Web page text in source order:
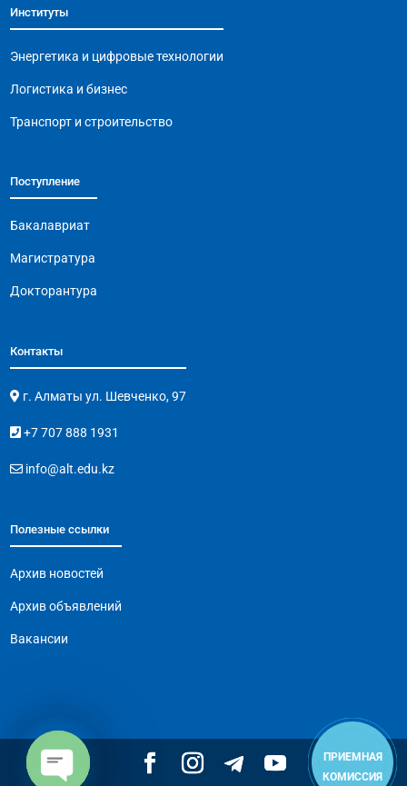
o
o
k
Институты
Энергетика и цифровые технологии
Логистика и бизнес
Транспорт и строительство
Поступление
Бакалавриат
Магистратура
Докторантура
Контакты
г. Алматы ул. Шевченко, 97
+7 707 888 1931
info@alt.edu.kz
Полезные ссылки
Архив новостей
Архив объявлений
Вакансии
ПРИЕМНАЯ
КОМИССИЯ